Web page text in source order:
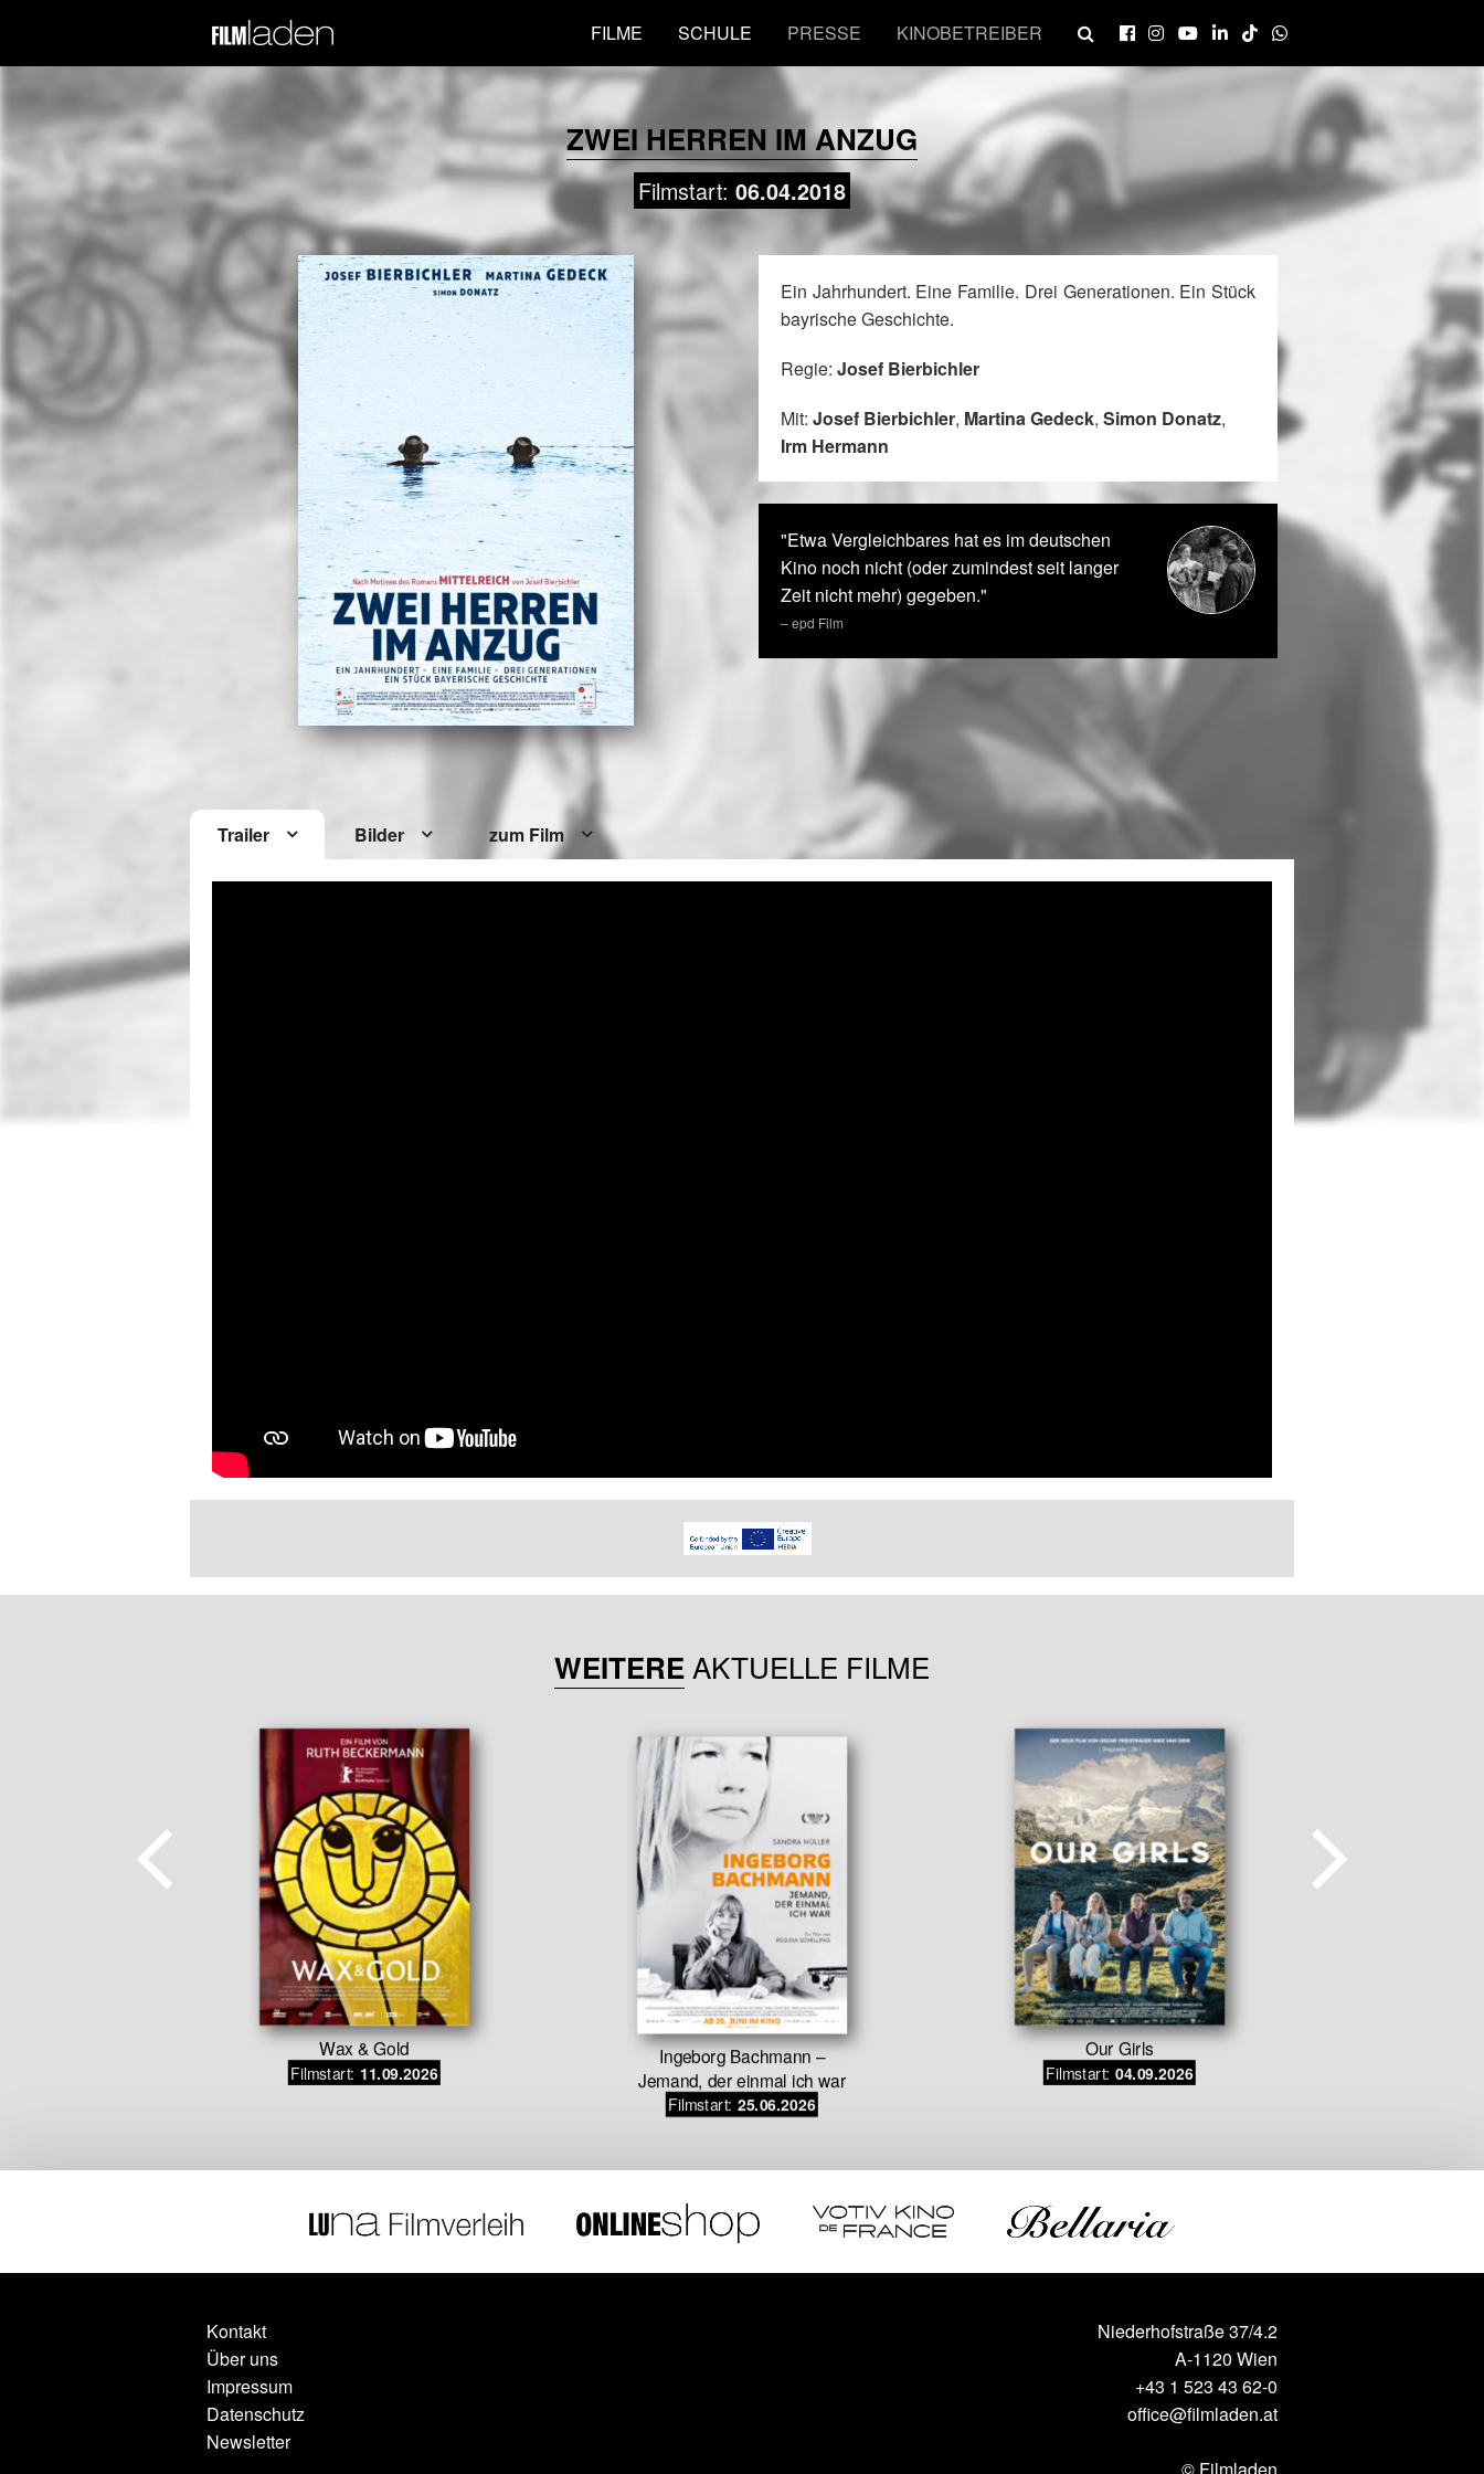
FILME SCHULE PRESSE KINOBETREIBER
ZWEI HERREN IM ANZUG
Filmstart: 06.04.2018
Ein Jahrhundert. Eine Familie. Drei Generationen. Ein Stück
bayrische Geschichte.
Regie: Josef Bierbichler
Mit: Josef Bierbichler, Martina Gedeck, Simon Donatz,
Irm Hermann
"Etwa Vergleichbares hat es im deutschen
Kino noch nicht (oder zumindest seit langer
Zeit nicht mehr) gegeben."
– epd Film
Trailer Bilder zum Film
WEITERE AKTUELLE FILME
Wax & Gold
Filmstart: 11.09.2026
Ingeborg Bachmann –
Jemand, der einmal ich war
Filmstart: 25.06.2026
Our Girls
Filmstart: 04.09.2026
Kontakt
Über uns
Impressum
Datenschutz
Newsletter
Niederhofstraße 37/4.2
A-1120 Wien
+43 1 523 43 62-0
office@filmladen.at